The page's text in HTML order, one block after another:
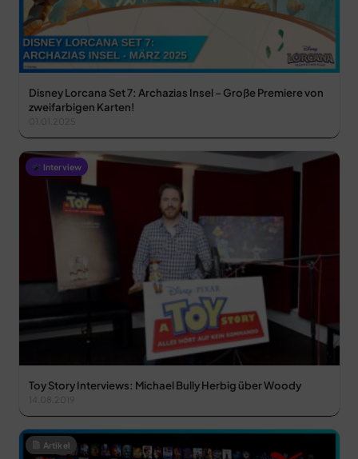
Disney Lorcana Set 7: Archazias Insel – Große Premiere von
zweifarbigen Karten!
01.01.2025
Interview
Toy Story Interviews: Michael Bully Herbig über Woody
14.08.2019
Artikel